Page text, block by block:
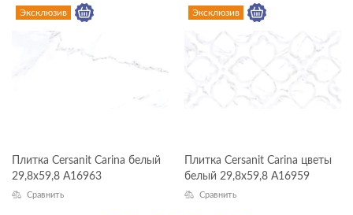
Эксклюзив
Плитка Cersanit Carina белый
29,8x59,8 A16963
Сравнить
Эксклюзив
Плитка Cersanit Carina цветы
белый 29,8x59,8 A16959
Сравнить